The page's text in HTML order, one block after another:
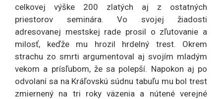
celkovej výške 200 zlatých aj z ostatných
priestorov seminára. Vo svojej žiadosti
adresovanej mestskej rade prosil o zľutovanie a
milosť, keďže mu hrozil hrdelný trest. Okrem
strachu zo smrti argumentoval aj svojím mladým
vekom a prísľubom, že sa polepší. Napokon aj po
odvolaní sa na Kráľovskú súdnu tabuľu mu bol trest
zmiernený na tri roky väzenia a nútené verejné